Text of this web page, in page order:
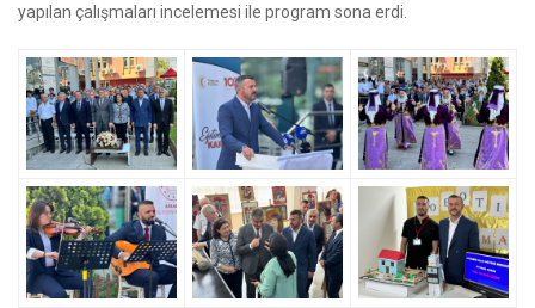
yapılan çalışmaları incelemesi ile program sona erdi.